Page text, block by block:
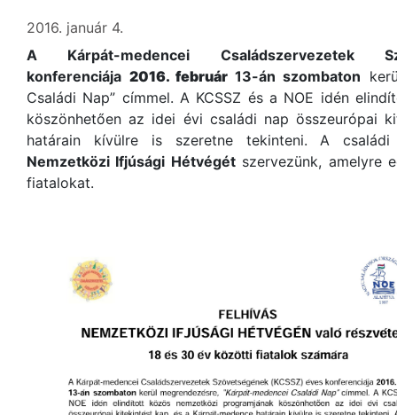
2016. január 4.
A Kárpát-medencei Családszervezetek
konferenciája 2016. február 13-án szombaton
Családi Nap” címmel. A KCSSZ és a NOE idén
köszönhetően az idei évi családi nap összeurópai
határain kívülre is szeretne tekinteni. A családi
Nemzetközi Ifjúsági Hétvégétszervezünk, amelyre
fiatalokat.